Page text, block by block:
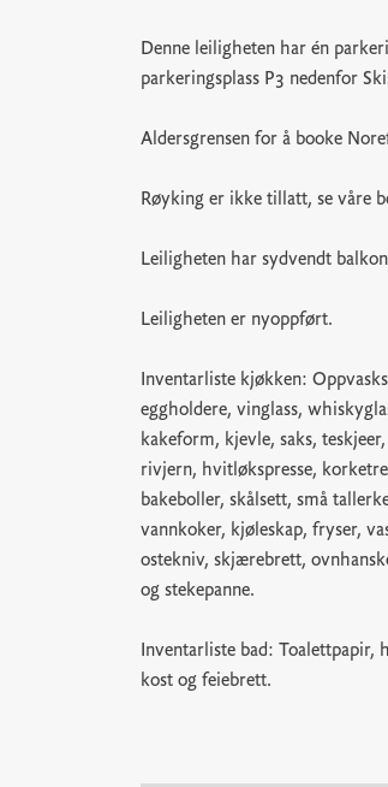
Denne leiligheten har én
parkeringsplass P3 nedenfor
Aldersgrensen for å booke
Røyking er ikke tillatt, se våre
Leiligheten har sydvendt
Leiligheten er nyoppført.
Inventarliste kjøkken:
eggholdere, vinglass,
kakeform, kjevle, saks,
rivjern, hvitløkspresse,
bakeboller, skålsett, små
vannkoker, kjøleskap, fryser,
ostekniv, skjærebrett,
og stekepanne.
Inventarliste bad: Toalettpapir,
kost og feiebrett.